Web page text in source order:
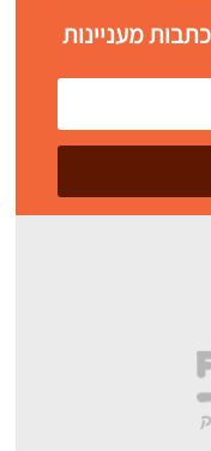
מעניינות